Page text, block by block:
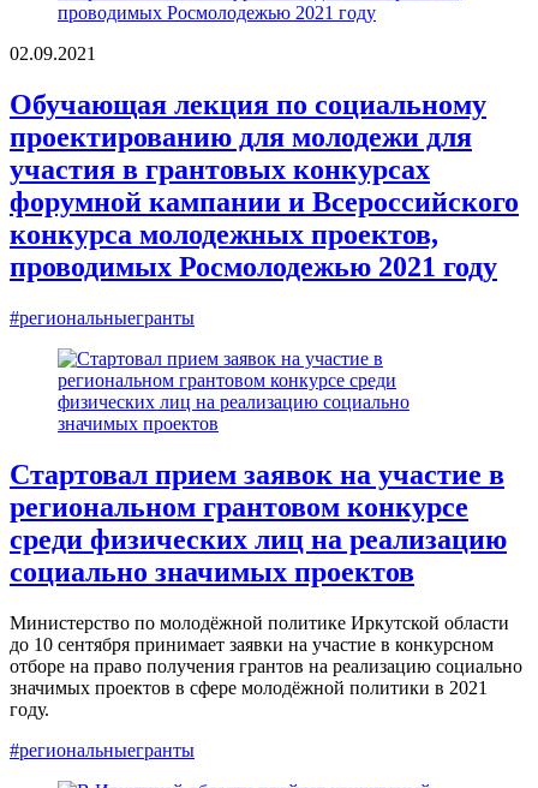
02.09.2021
Обучающая лекция по социальному
проектированию для молодежи для
участия в грантовых конкурсах
форумной кампании и Всероссийского
конкурса молодежных проектов,
проводимых Росмолодежью 2021 году
#региональныегранты
Стартовал прием заявок на участие в
региональном грантовом конкурсе
среди физических лиц на реализацию
социально значимых проектов
Министерство по молодёжной политике Иркутской области
до 10 сентября принимает заявки на участие в конкурсном
отборе на право получения грантов на реализацию социально
значимых проектов в сфере молодёжной политики в 2021
году.
#региональныегранты